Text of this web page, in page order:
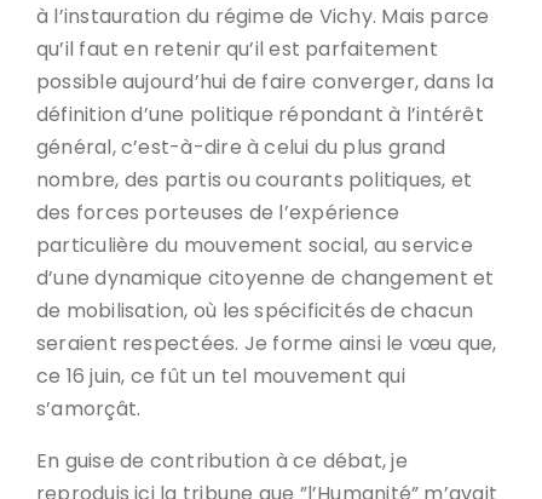
à l’instauration du régime de Vichy. Mais parce
qu’il faut en retenir qu’il est parfaitement
possible aujourd’hui de faire converger, dans la
définition d’une politique répondant à l’intérêt
général, c’est-à-dire à celui du plus grand
nombre, des partis ou courants politiques, et
des forces porteuses de l’expérience
particulière du mouvement social, au service
d’une dynamique citoyenne de changement et
de mobilisation, où les spécificités de chacun
seraient respectées. Je forme ainsi le vœu que,
ce 16 juin, ce fût un tel mouvement qui
s’amorçât.
En guise de contribution à ce débat, je